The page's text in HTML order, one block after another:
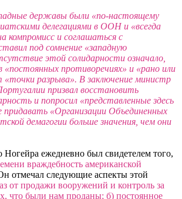
державы были «по-настоящему
делегациями в ООН и «всегда
компромисс и соглашаться с
под сомнение «западную
этой солидарности означало,
«постоянных противоречиях» и «рано или
«точки разрыва». В заключение министр
призвал восстановить
и попросил «представленные здесь
придавать «Организации Объединенных
демагогии больше значения, чем они
Ногейра ежедневно был свидетелем того,
враждебность американской
отмечал следующие аспекты этой
от продажи вооружений и контроль за
что были нам проданы; б) постоянное